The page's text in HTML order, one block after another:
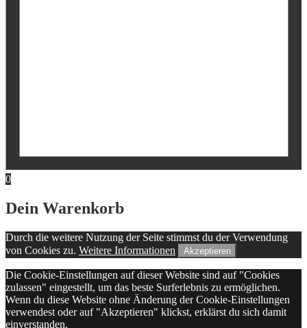
0
Dein Warenkorb
Durch die weitere Nutzung der Seite stimmst du der Verwendung
von Cookies zu. Weitere Informationen Akzeptieren
Die Cookie-Einstellungen auf dieser Website sind auf "Cookies
zulassen" eingestellt, um das beste Surferlebnis zu ermöglichen.
Wenn du diese Website ohne Änderung der Cookie-Einstellungen
verwendest oder auf "Akzeptieren" klickst, erklärst du sich damit
einverstanden.